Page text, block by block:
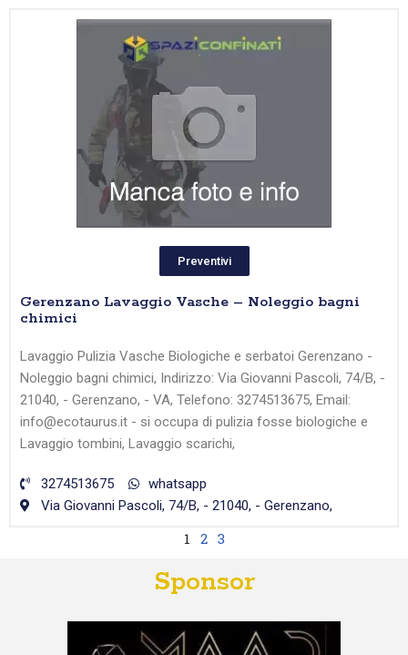
Preventivi
Gerenzano Lavaggio Vasche – Noleggio bagni
chimici
Lavaggio Pulizia Vasche Biologiche e serbatoi Gerenzano -
Noleggio bagni chimici, Indirizzo: Via Giovanni Pascoli, 74/B, -
21040, - Gerenzano, - VA, Telefono: 3274513675, Email:
info@ecotaurus.it - si occupa di pulizia fosse biologiche e
Lavaggio tombini, Lavaggio scarichi,
3274513675
whatsapp
Via Giovanni Pascoli, 74/B, - 21040, - Gerenzano,
1 2 3
Sponsor